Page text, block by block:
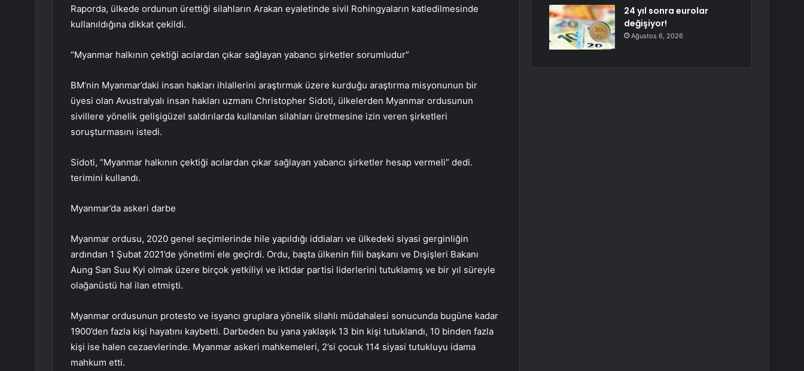
Raporda, ülkede ordunun ürettiği silahların Arakan eyaletinde sivil Rohingyaların katledilmesinde
kullanıldığına dikkat çekildi.
“Myanmar halkının çektiği acılardan çıkar sağlayan yabancı şirketler sorumludur”
BM’nin Myanmar’daki insan hakları ihlallerini araştırmak üzere kurduğu araştırma misyonunun bir
üyesi olan Avustralyalı insan hakları uzmanı Christopher Sidoti, ülkelerden Myanmar ordusunun
sivillere yönelik gelişigüzel saldırılarda kullanılan silahları üretmesine izin veren şirketleri
soruşturmasını istedi.
Sidoti, “Myanmar halkının çektiği acılardan çıkar sağlayan yabancı şirketler hesap vermeli” dedi.
terimini kullandı.
Myanmar’da askeri darbe
Myanmar ordusu, 2020 genel seçimlerinde hile yapıldığı iddiaları ve ülkedeki siyasi gerginliğin
ardından 1 Şubat 2021’de yönetimi ele geçirdi. Ordu, başta ülkenin fiili başkanı ve Dışişleri Bakanı
Aung San Suu Kyi olmak üzere birçok yetkiliyi ve iktidar partisi liderlerini tutuklamış ve bir yıl süreyle
olağanüstü hal ilan etmişti.
Myanmar ordusunun protesto ve isyancı gruplara yönelik silahlı müdahalesi sonucunda bugüne kadar
1900’den fazla kişi hayatını kaybetti. Darbeden bu yana yaklaşık 13 bin kişi tutuklandı, 10 binden fazla
kişi ise halen cezaevlerinde. Myanmar askeri mahkemeleri, 2’si çocuk 114 siyasi tutukluyu idama
mahkum etti.
24 yıl sonra eurolar
değişiyor!
Ağustos 6, 2026